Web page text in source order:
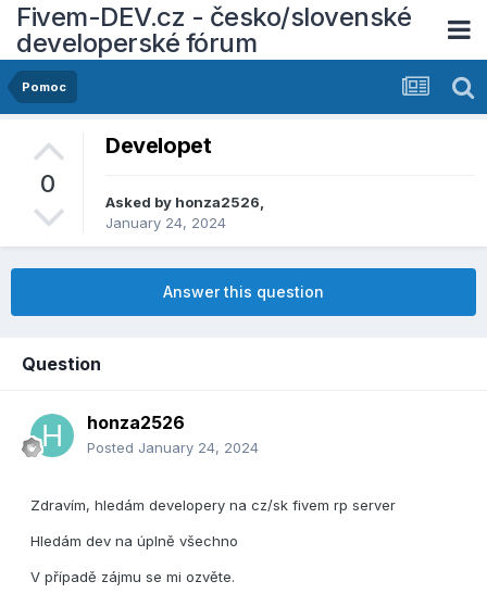
Fivem-DEV.cz - česko/slovenské
developerské fórum
Pomoc
0
Developet
Asked by honza2526,
January 24, 2024
Answer this question
Question
honza2526
Posted January 24, 2024
Zdravím, hledám developery na cz/sk fivem rp server
Hledám dev na úplně všechno
V případě zájmu se mi ozvěte.